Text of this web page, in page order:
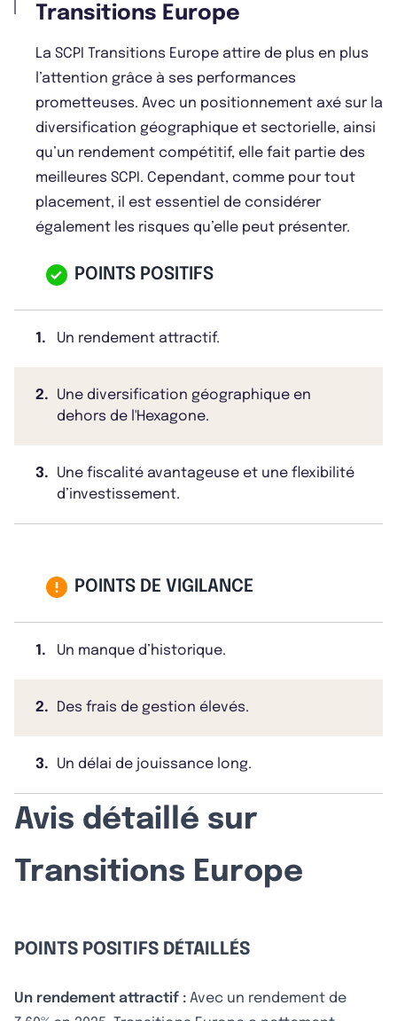
Transitions Europe
La SCPI Transitions Europe attire de plus en plus
l’attention grâce à ses performances
prometteuses. Avec un positionnement axé sur la
diversification géographique et sectorielle, ainsi
qu’un rendement compétitif, elle fait partie des
meilleures SCPI. Cependant, comme pour tout
placement, il est essentiel de considérer
également les risques qu’elle peut présenter.
POINTS POSITIFS
1. Un rendement attractif.
2.
Une diversification géographique en
dehors de l'Hexagone.
3.
Une fiscalité avantageuse et une flexibilité
d’investissement.
POINTS DE VIGILANCE
1. Un manque d’historique.
2. Des frais de gestion élevés.
3. Un délai de jouissance long.
Avis détaillé sur
Transitions Europe
POINTS POSITIFS DÉTAILLÉS
Un rendement attractif : Avec un rendement de